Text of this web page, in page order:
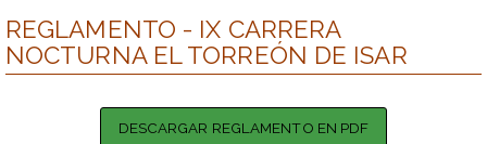
REGLAMENTO - IX CARRERA
NOCTURNA EL TORREÓN DE ISAR
DESCARGAR REGLAMENTO EN PDF